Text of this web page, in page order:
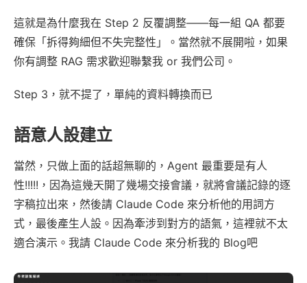
這就是為什麼我在 Step 2 反覆調整——每一組 QA 都要
確保「拆得夠細但不失完整性」。當然就不展開啦，如果
你有調整 RAG 需求歡迎聯繫我 or 我們公司。
Step 3，就不提了，單純的資料轉換而已
語意人設建立
當然，只做上面的話超無聊的，Agent 最重要是有人
性!!!!!，因為這幾天開了幾場交接會議，就將會議記錄的逐
字稿拉出來，然後請 Claude Code 來分析他的用詞方
式，最後產生人設。因為牽涉到對方的語氣，這裡就不太
適合演示。我請 Claude Code 來分析我的 Blog吧